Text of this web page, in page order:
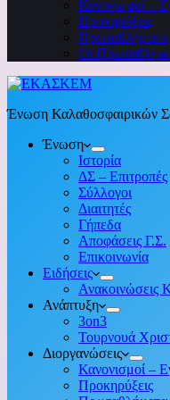
Κανονισμοί –
Προκηρύξεις
Πρωταθλήματα
Οι
Ένωση Καλαθοσφαιρικών
Ένωση
Ιστορία
ΔΣ – Επιτροπές
Σύλλογοι
Διαιτητές
Γήπεδα
Αποφάσεις Γ.Σ.
Επικοινωνία
Ειδήσεις
Ανακοινώσεις
Ανάπτυξη
3on3
Τουρνουά
Διοργανώσεις
Κανονισμοί –
Προκηρύξεις